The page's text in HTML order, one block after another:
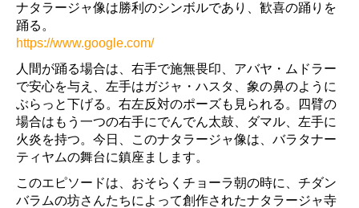
ナタラージャ像は勝利のシンボルであり、歓喜の踊りを
踊る。
https://www.google.com/
人間が踊る場合は、右手で施無畏印、アバヤ・ムドラー
で安心を与え、左手はガジャ・ハスタ、象の鼻のように
ぶらっと下げる。右左反対のポーズも見られる。四臂の
場合はもう一つの右手にでんでん太鼓、ダマル、左手に
火炎を持つ。今日、このナタラージャ像は、バラタナー
ティヤムの舞台に鎮座まします。
このエピソードは、おそらくチョーラ朝の時に、チダン
バラムの坊さんたちによって創作されたナタラージャ寺